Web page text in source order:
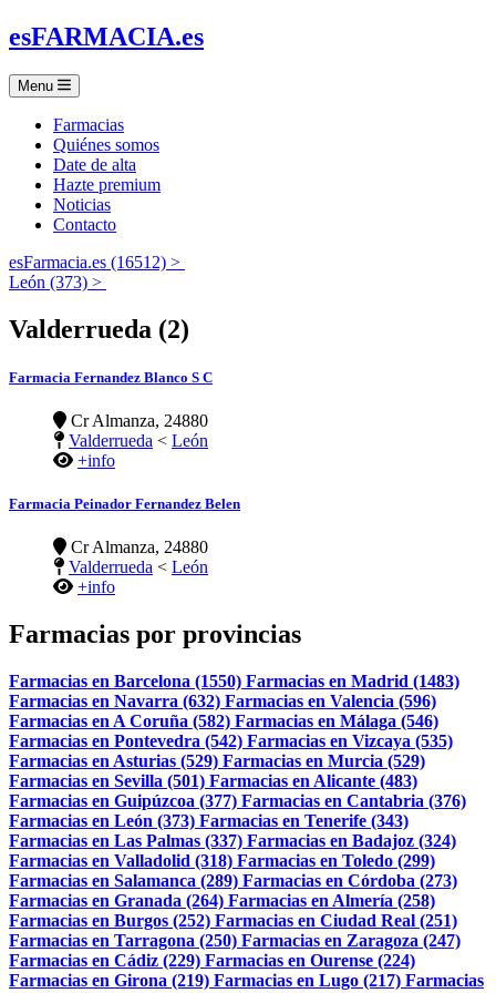
esFARMACIA.es
Menu
Farmacias
Quiénes somos
Date de alta
Hazte premium
Noticias
Contacto
esFarmacia.es (16512) >
León (373) >
Valderrueda (2)
Farmacia Fernandez Blanco S C
Cr Almanza, 24880
Valderrueda < León
+info
Farmacia Peinador Fernandez Belen
Cr Almanza, 24880
Valderrueda < León
+info
Farmacias por provincias
Farmacias en Barcelona (1550) Farmacias en Madrid (1483)
Farmacias en Navarra (632) Farmacias en Valencia (596)
Farmacias en A Coruña (582) Farmacias en Málaga (546)
Farmacias en Pontevedra (542) Farmacias en Vizcaya (535)
Farmacias en Asturias (529) Farmacias en Murcia (529)
Farmacias en Sevilla (501) Farmacias en Alicante (483)
Farmacias en Guipúzcoa (377) Farmacias en Cantabria (376)
Farmacias en León (373) Farmacias en Tenerife (343)
Farmacias en Las Palmas (337) Farmacias en Badajoz (324)
Farmacias en Valladolid (318) Farmacias en Toledo (299)
Farmacias en Salamanca (289) Farmacias en Córdoba (273)
Farmacias en Granada (264) Farmacias en Almería (258)
Farmacias en Burgos (252) Farmacias en Ciudad Real (251)
Farmacias en Tarragona (250) Farmacias en Zaragoza (247)
Farmacias en Cádiz (229) Farmacias en Ourense (224)
Farmacias en Girona (219) Farmacias en Lugo (217) Farmacias